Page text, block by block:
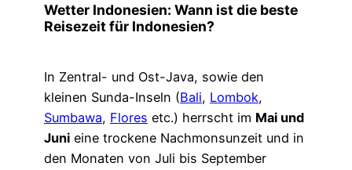
Wetter Indonesien: Wann ist die beste
Reisezeit für Indonesien?
In Zentral- und Ost-Java, sowie den
kleinen Sunda-Inseln (Bali, Lombok,
Sumbawa, Flores etc.) herrscht im Mai und
Juni eine trockene Nachmonsunzeit und in
den Monaten von Juli bis September